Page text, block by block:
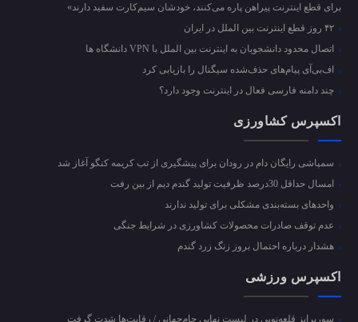
برای قطع اینترنت پیراهن پاره می‌کنند، خودشان سیم‌کارت سفید دارند»
۴۲ روز قطع اینترنت بین الملل در ایران
اتصال محدود دانشجویان به اینترنت بین الملل با VPN دانشگاه ها
اف‌بی‌آی پیام‌های حذف‌شده سیگنال را بازیابی کرد
چند دامنه فارسی فعال در اینترنت وجود دارد؟
اکسپرس کشاورزی
سمپاشی رایگان دام در رودان برای پیشگیری از تب کریمه کنگو آغاز شد
امسال حداقل 30درصد ظرفیت تولید گندم دیم از بین رفت
واحد‌های بسته‌بندی مشکلی برای تولید ندارند
عدم توقف صادرات محصولات کشاورزی در شرایط جنگی
هشدار درباره احتمال بروز زنگ زرد گندم
اکسپرس ورزشی
سورپرایز قلعه‌نویی در لیست نهایی جام‌جهانی / رقابت‌ها شدت گرفت